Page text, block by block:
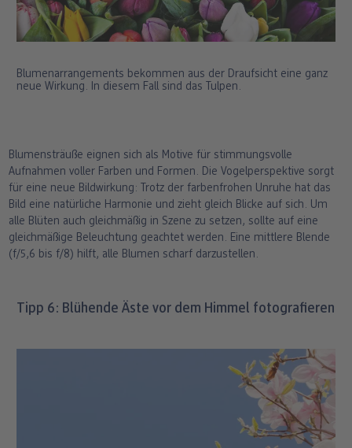
Smartphones gehen automatisch in den
richtigen Modus.
Landschaften mit Blumen im Vordergrund.
Teleobjektiv (85-135 mm):
Hebt einzelne
Die richtige Blende:
Offene Blende (f/1,8 - f/4):Weicher
Hintergrund, betont das Hauptmotiv. Am
Smartphone hilft der Porträtmodus. Er
simuliert Hintergrundunschärfe.
Mittlere Blende (f/5,6 - f/8):
der ganzen Blüte, ideal für Makros.
Schärfe für Landschaftsaufnahmen.
Das Licht am Morgen
oder Abend schmeichelt Deinen Motiven.
Indirektes Tageslicht oder ein
Überbelichtung für zarte Arrangements:Ein
Blumenarrangements bekommen aus der Draufsicht eine ganz
neue Wirkung. In diesem Fall sind das Tulpen.
Blumensträuße eignen sich als Motive für stimmungsvolle
Aufnahmen voller Farben und Formen. Die Vogelperspektive sorgt
für eine neue Bildwirkung: Trotz der farbenfrohen Unruhe hat das
Bild eine natürliche Harmonie und zieht gleich Blicke auf sich. Um
alle Blüten auch gleichmäßig in Szene zu setzen, sollte auf eine
gleichmäßige Beleuchtung geachtet werden. Eine mittlere Blende
(f/5,6 bis f/8) hilft, alle Blumen scharf darzustellen.
Tipp 6: Blühende Äste vor dem Himmel fotografieren